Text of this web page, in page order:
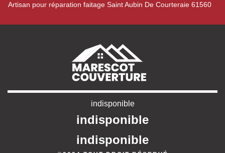
Artisan pour réparation faitage Saint Aubin De Courteraie 61560
indisponible
indisponible
indisponible